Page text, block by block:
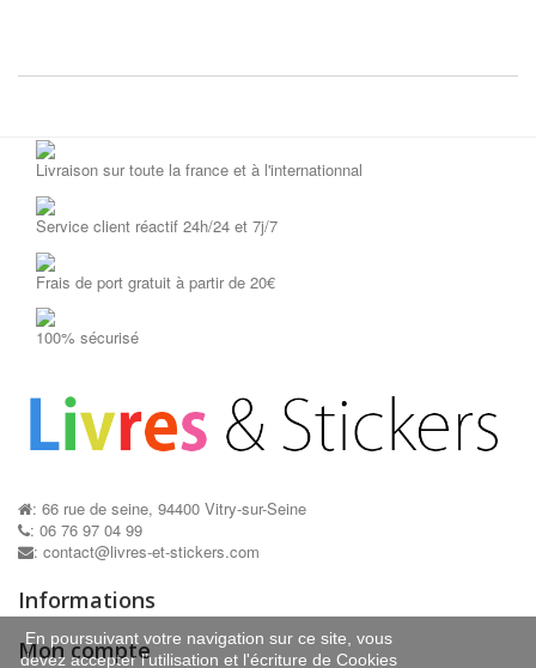
Pochoirs...
Livraison sur toute la france et à l'internationnal
Service client réactif 24h/24 et 7j/7
Frais de port gratuit à partir de 20€
100% sécurisé
: 66 rue de seine, 94400 Vitry-sur-Seine
: 06 76 97 04 99
: contact@livres-et-stickers.com
Informations
Mon compte
En poursuivant votre navigation sur ce site, vous
devez accepter l’utilisation et l'écriture de Cookies